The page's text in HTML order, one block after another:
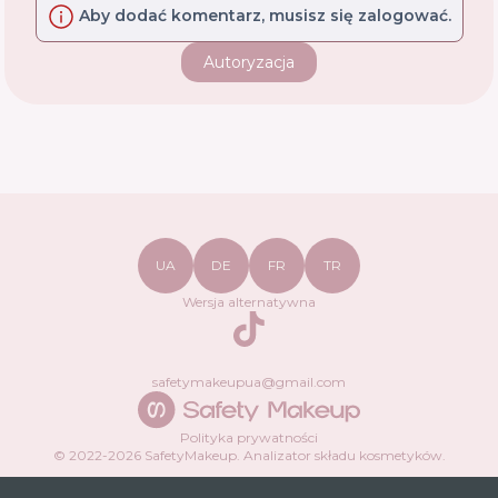
Aby dodać komentarz, musisz się zalogować.
Autoryzacja
Polityka prywatności
© 2022-2026SafetyMakeup. Analizator składu kosmetyków.
UA DE FR TR
Wersja alternatywna
TikTok
safetymakeupua@gmail.com